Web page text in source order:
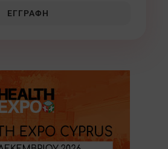
ΕΓΓΡΑΦΉ